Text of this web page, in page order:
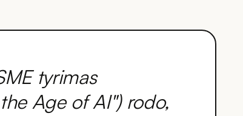
tyrimas
Age of AI") rodo,